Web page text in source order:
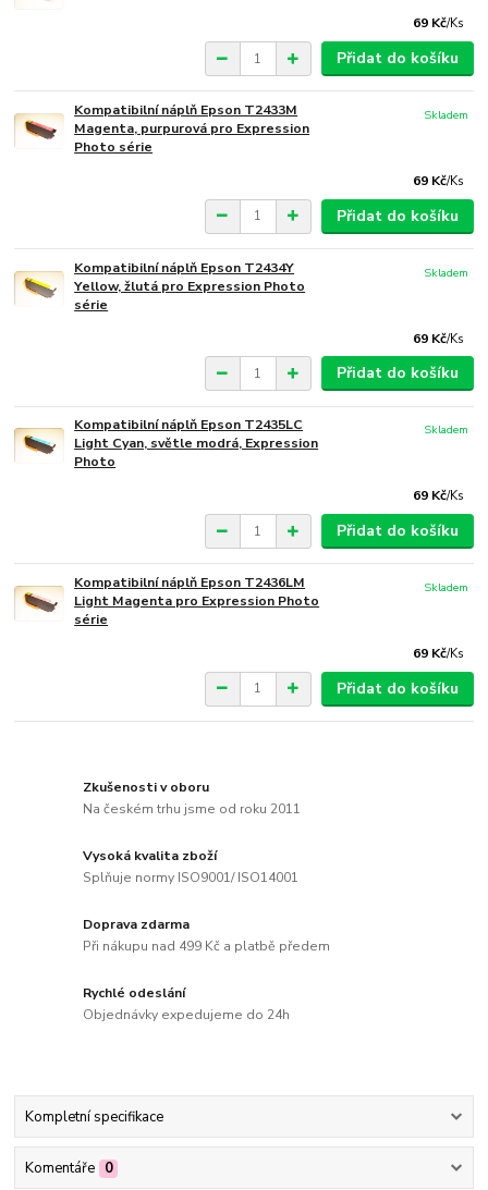
69 Kč/Ks
Přidat do košíku
Kompatibilní náplň Epson T2433M
Magenta, purpurová pro Expression
Photo série
69 Kč/Ks
Skladem
Přidat do košíku
Kompatibilní náplň Epson T2434Y
Yellow, žlutá pro Expression Photo
série
69 Kč/Ks
Skladem
Přidat do košíku
Kompatibilní náplň Epson T2435LC
Light Cyan, světle modrá, Expression
Photo
69 Kč/Ks
Skladem
Přidat do košíku
Kompatibilní náplň Epson T2436LM
Light Magenta pro Expression Photo
série
69 Kč/Ks
Skladem
Přidat do košíku
Zkušenosti v oboru
Na českém trhu jsme od roku 2011
Vysoká kvalita zboží
Splňuje normy ISO9001/ ISO14001
Doprava zdarma
Při nákupu nad 499 Kč a platbě předem
Rychlé odeslání
Objednávky expedujeme do 24h
Kompletní specifikace
Komentáře 0